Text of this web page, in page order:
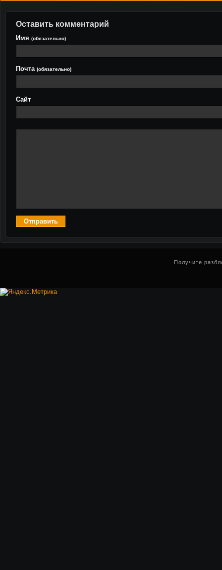
Оставить комментарий
Имя (обязательно)
Почта (обязательно)
Сайт
Получите